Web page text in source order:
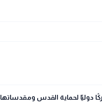
دوليًا لحماية القدس ومقدساتها